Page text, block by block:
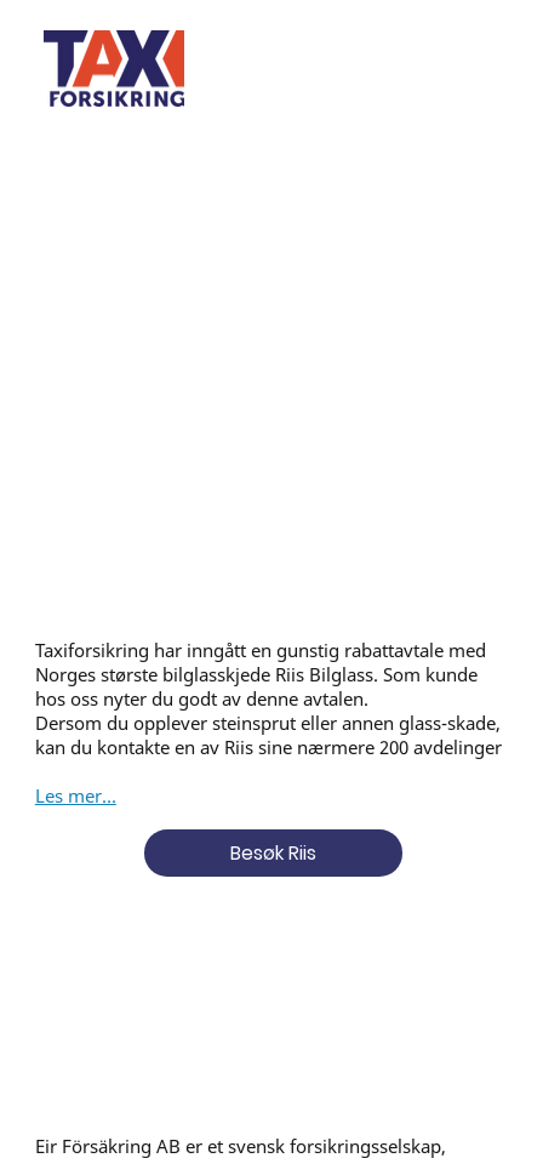
Taxiforsikring har inngått en gunstig rabattavtale med
Norges største bilglasskjede Riis Bilglass. Som kunde
hos oss nyter du godt av denne avtalen.
Dersom du opplever steinsprut eller annen glass-skade,
kan du kontakte en av Riis sine nærmere 200 avdelinger
Les mer...
Besøk Riis
Eir Försäkring AB er et svensk forsikringsselskap,